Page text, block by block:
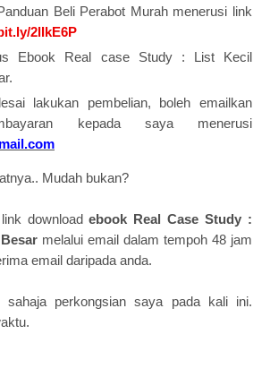
Beli Perabot Murah menerusi link
2lIkE6P
Ebook Real case Study : List Kecil
lakukan pembelian, boleh emailkan
kepada saya menerusi
Mudah bukan?
downloadebook Real Case Study :
melalui email dalam tempoh 48 jam
email daripada anda.
sahaja perkongsian saya pada kali ini.